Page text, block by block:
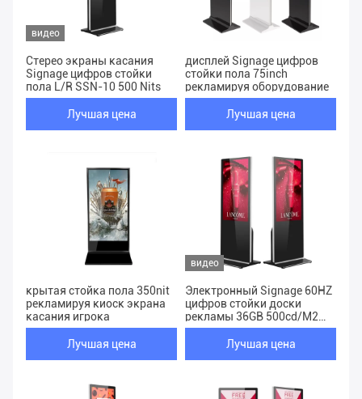
видео
Стерео экраны касания
Signage цифров стойки
пола L/R SSN-10 500 Nits
Лучшая цена
дисплей Signage цифров
стойки пола 75inch
рекламируя оборудование
Лучшая цена
крытая стойка пола 350nit
рекламируя киоск экрана
касания игрока
Лучшая цена
видео
Электронный Signage 60HZ
цифров стойки доски
рекламы 36GB 500cd/M2
свободный
Лучшая цена